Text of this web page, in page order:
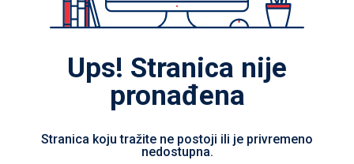
Ups! Stranica nije
pronađena
Stranica koju tražite ne postoji ili je privremeno
nedostupna.